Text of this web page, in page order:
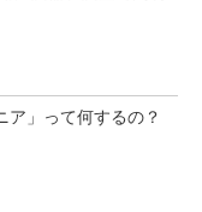
ア」って何するの？